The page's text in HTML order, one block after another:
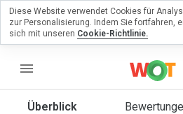
menu
Überblick
eine
Diese Website verwendet Cookies für
zur Personalisierung. Indem Sie fortfahren,
sich mit unseren Cookie-Richtlinie.